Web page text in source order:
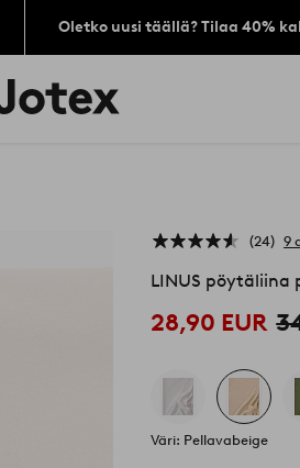
Oletko uusi täällä? Tilaa 40%
Jotex-
24 9
LINUS pöytäliina
28,90 EUR
Väri: Pellavabeige